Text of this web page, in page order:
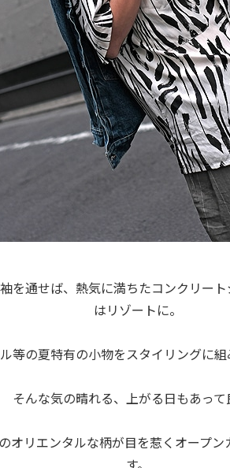
を通せば、熱気に満ちたコンクリー
はリゾートに。
等の夏特有の小物をスタイリングに組
そんな気の晴れる、上がる日もあって
オリエンタルな柄が目を惹くオープ